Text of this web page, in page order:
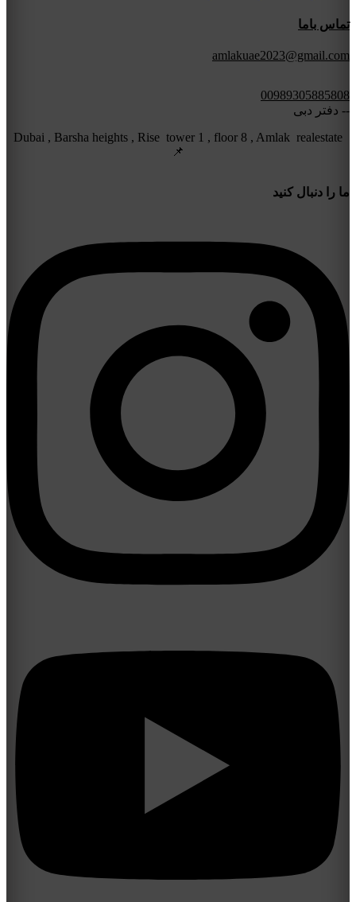
تماس باما
amlakuae2023@gmail.com
00989305885808
-- دفتر دبی
Dubai , Barsha heights , Rise tower 1 , floor 8 , Amlak realestate
📌
ما را دنبال کنید